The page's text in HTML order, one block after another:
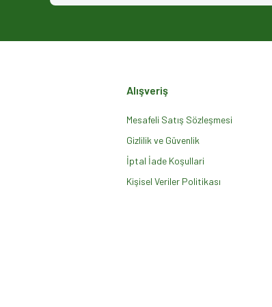
Gönder
Alışveriş
Mesafeli Satış Sözleşmesi
Gizlilik ve Güvenlik
İptal İade Koşullari
Kişisel Veriler Politikası